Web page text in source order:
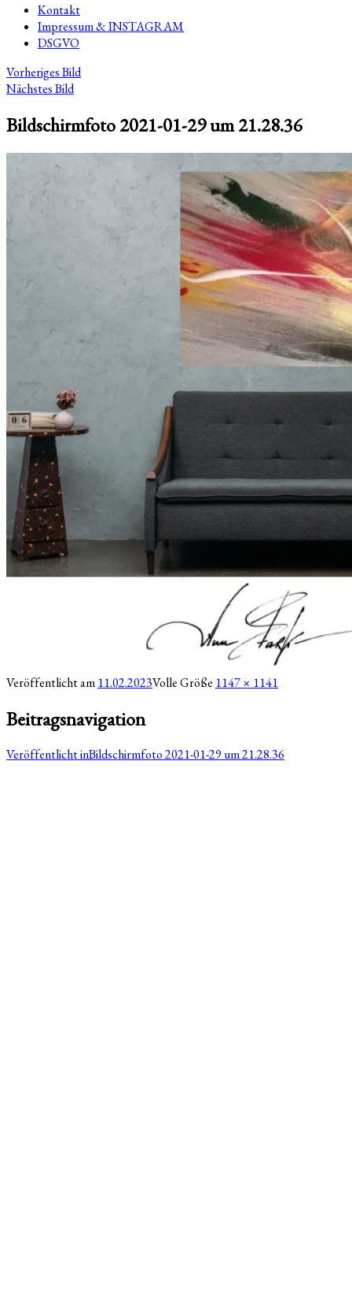
Kontakt
Impressum & INSTAGRAM
DSGVO
Vorheriges Bild
Nächstes Bild
Bildschirmfoto 2021-01-29 um 21.28.36
Veröffentlicht am 11.02.2023Volle Größe 1147 × 1141
Beitragsnavigation
Veröffentlicht inBildschirmfoto 2021-01-29 um 21.28.36